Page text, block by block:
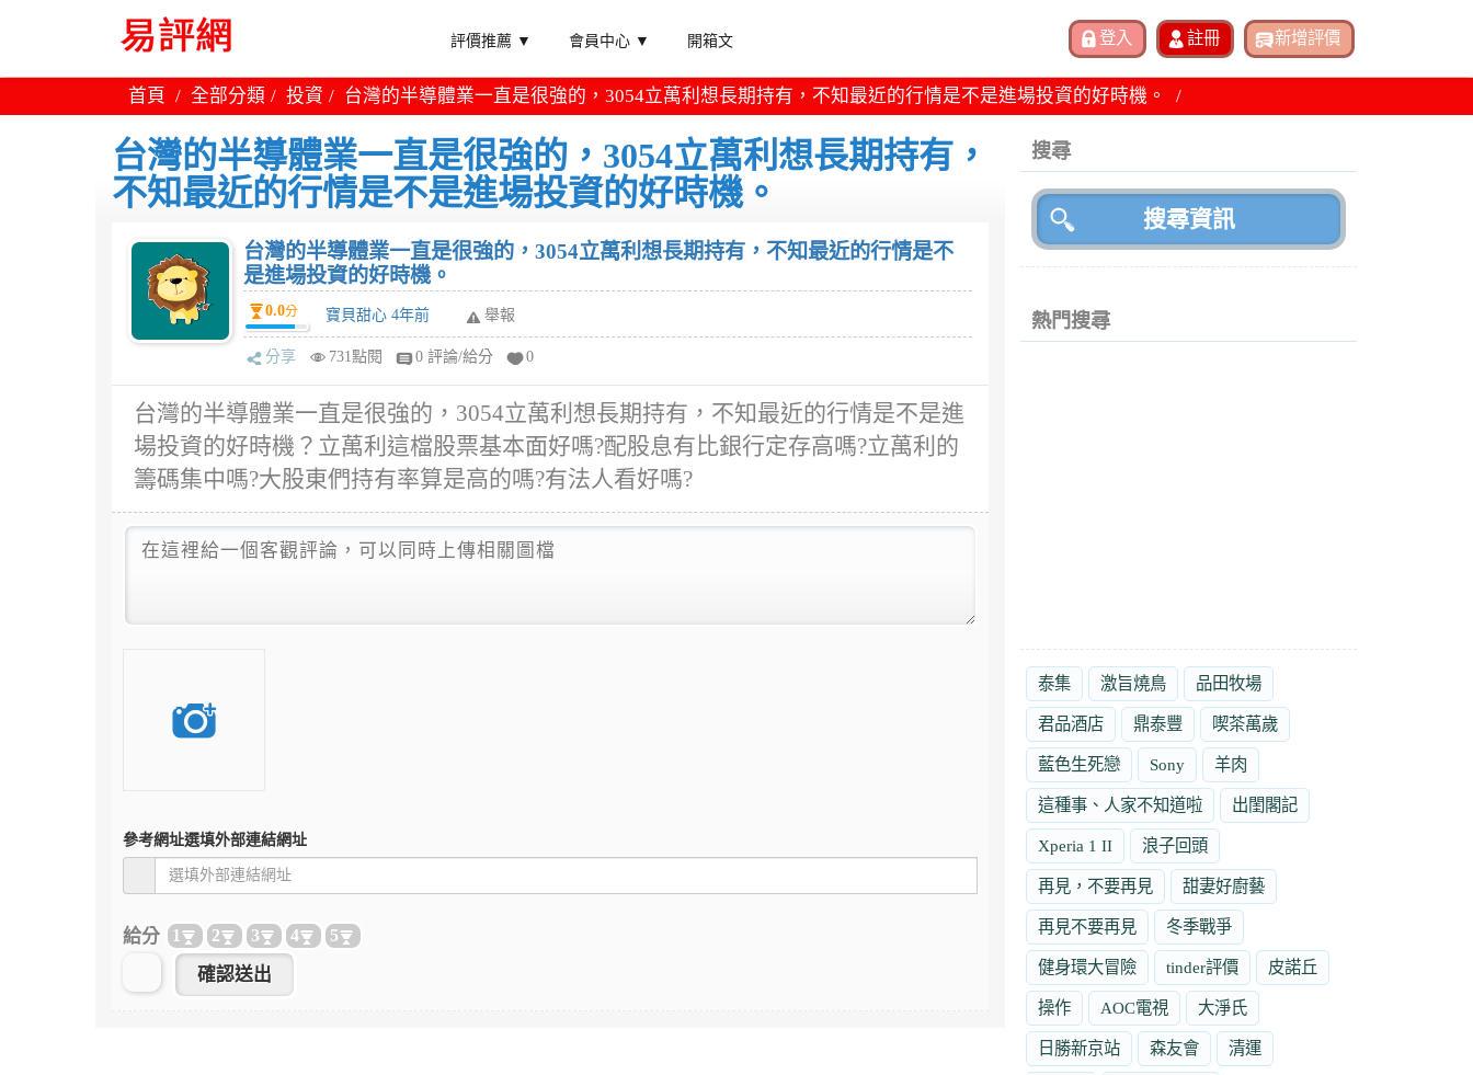
評價推薦 ▼ 會員中心 ▼ 開箱文
首頁 全部分類 投資 台灣的半導體業一直是很強的，3054立萬利想長期持有，不知最近的行情是不是進場投資的好時機。
台灣的半導體業一直是很強的，3054立萬利想長期持有，
不知最近的行情是不是進場投資的好時機。
台灣的半導體業一直是很強的，3054立萬利想長期持有，不知最近的行情是不
是進場投資的好時機。
0.0分 寶貝甜心 4年前 舉報
分享 731點閱 0 評論/給分 0
台灣的半導體業一直是很強的，3054立萬利想長期持有，不知最近的行情是不是進
場投資的好時機？立萬利這檔股票基本面好嗎?配股息有比銀行定存高嗎?立萬利的
籌碼集中嗎?大股東們持有率算是高的嗎?有法人看好嗎?
參考網址選填外部連結網址
給分 1 2 3 4 5
搜尋
熱門搜尋
泰集 激旨燒鳥 品田牧場
君品酒店 鼎泰豐 喫茶萬歲
藍色生死戀 Sony 羊肉
這種事、人家不知道啦 出閨閣記
Xperia 1 II 浪子回頭
再見，不要再見 甜妻好廚藝
再見不要再見 冬季戰爭
健身環大冒險 tinder評價 皮諾丘
操作 AOC電視 大淨氏
日勝新京站 森友會 清運